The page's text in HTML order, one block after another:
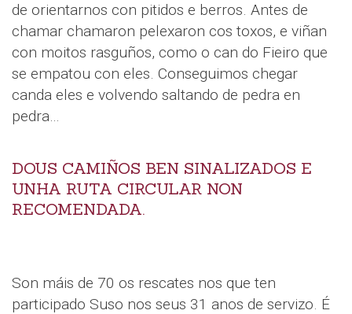
de orientarnos con pitidos e berros. Antes de
chamar chamaron pelexaron cos toxos, e viñan
con moitos rasguños, como o can do Fieiro que
se empatou con eles. Conseguimos chegar
canda eles e volvendo saltando de pedra en
pedra…
DOUS CAMIÑOS BEN SINALIZADOS E
UNHA RUTA CIRCULAR NON
RECOMENDADA.
Son máis de 70 os rescates nos que ten
participado Suso nos seus 31 anos de servizo. É